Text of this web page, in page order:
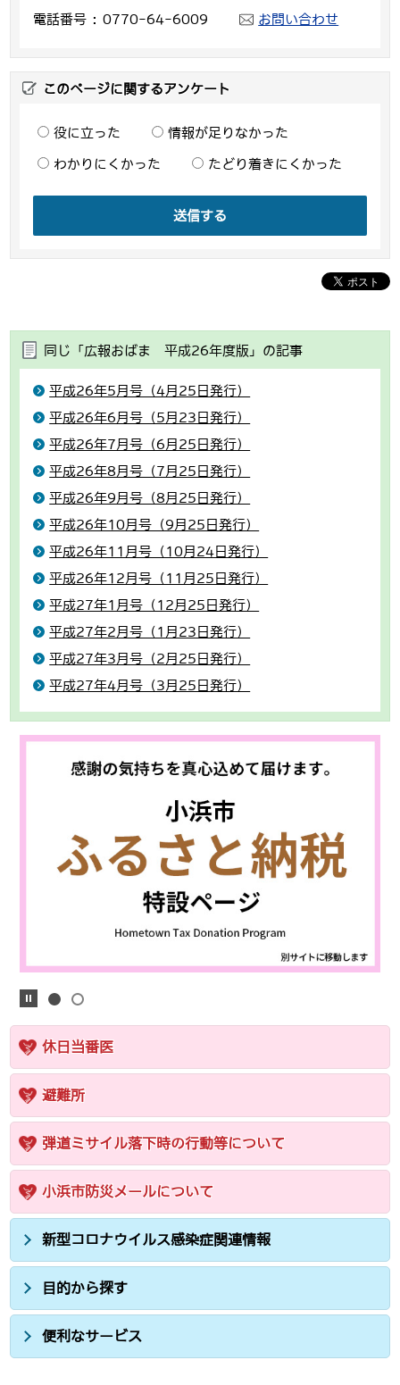
電話番号 0770-64-6009 お問い合わせ
このページに関するアンケート
役に立った 情報が足りなかった
わかりにくかった たどり着きにくかった
送信する
同じ「広報おばま 平成26年度版」の記事
平成26年5月号（4月25日発行）
平成26年6月号（5月23日発行）
平成26年7月号（6月25日発行）
平成26年8月号（7月25日発行）
平成26年9月号（8月25日発行）
平成26年10月号（9月25日発行）
平成26年11月号（10月24日発行）
平成26年12月号（11月25日発行）
平成27年1月号（12月25日発行）
平成27年2月号（1月23日発行）
平成27年3月号（2月25日発行）
平成27年4月号（3月25日発行）
休日当番医
避難所
弾道ミサイル落下時の行動等について
小浜市防災メールについて
新型コロナウイルス感染症関連情報
目的から探す
便利なサービス